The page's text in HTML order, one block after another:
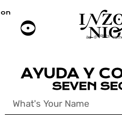
ad-dreams com
on
AYUDA Y
SEVEN